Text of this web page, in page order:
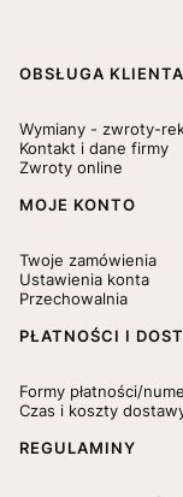
Linki w
OBSŁUGA KLIENTA
Wymiany - zwroty-
Kontakt i dane firmy
Zwroty online
MOJE KONTO
Twoje zamówienia
Ustawienia konta
Przechowalnia
PŁATNOŚCI I
Formy płatności/
Czas i koszty
REGULAMINY